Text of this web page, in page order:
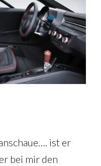
ist er
bei mir den